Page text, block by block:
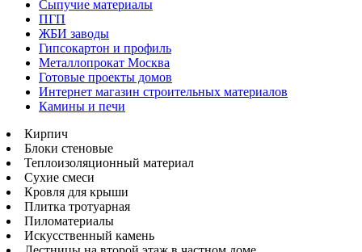
Сыпучие материалы
ПГП
ЖБИ заводы
Гипсокартон и профиль
Металлопрокат Москва
Готовые проекты домов
Интернет магазин строительных материалов
Камины и печи
Кирпич
Блоки стеновые
Теплоизоляционный материал
Сухие смеси
Кровля для крыши
Плитка тротуарная
Пиломатериалы
Искусственный камень